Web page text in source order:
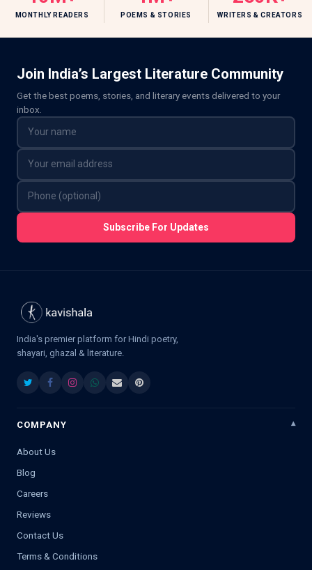
MONTHLY READERS POEMS & STORIES WRITERS & CREATORS
Join India’s Largest Literature Community
Get the best poems, stories, and literary events delivered to your
inbox.
Subscribe For Updates
India's premier platform for Hindi poetry,
shayari, ghazal & literature.
COMPANY
About Us
Blog
Careers
Reviews
Contact Us
Terms & Conditions